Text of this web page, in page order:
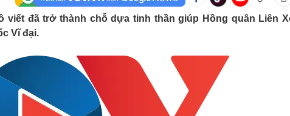
Lịch thi đấu bóng đá
Thế giới thể thao
Hậu trường
Xe máy
Sân khấu - Điện ảnh
Văn học
Giải trí
Nghệ sĩ
Thời trang
viết đã trở thành chỗ dựa tinh thần giúp Hồng quân Liên
Vĩ đại.